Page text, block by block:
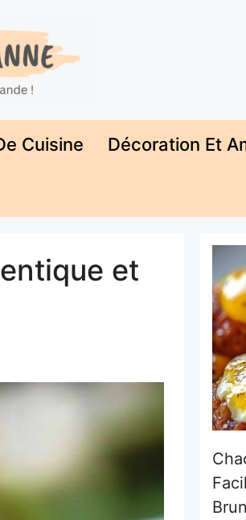
Cuisine Décoration Et
et